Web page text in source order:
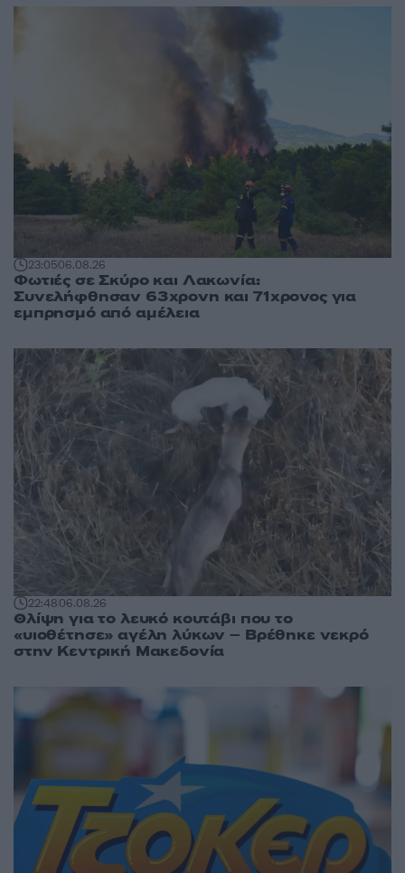
23:0506.08.26
Φωτιές σε Σκύρο και Λακωνία:
Συνελήφθησαν 63χρονη και 71χρονος για
εμπρησμό από αμέλεια
22:4806.08.26
Θλίψη για το λευκό κουτάβι που το
«υιοθέτησε» αγέλη λύκων – Βρέθηκε νεκρό
στην Κεντρική Μακεδονία